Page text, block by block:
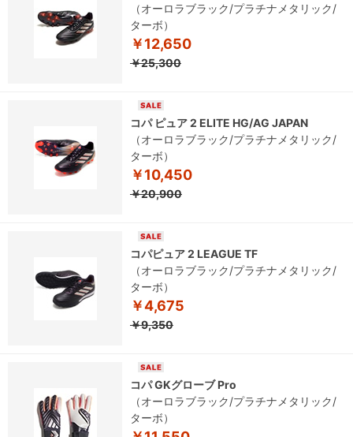
（オーロラブラック/プラチナメタリック/
ターボ）
￥12,650
￥25,300
コパ ピュア 2 ELITE HG/AG JAPAN
（オーロラブラック/プラチナメタリック/
ターボ）
￥10,450
￥20,900
コパピュア 2 LEAGUE TF
（オーロラブラック/プラチナメタリック/
ターボ）
￥4,675
￥9,350
コパ GKグローブ Pro
（オーロラブラック/プラチナメタリック/
ターボ）